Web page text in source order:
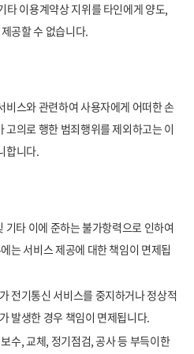
타 이용계약상 지위를 타인에게 양도,
공할 수 없습니다.
비스와 관련하여 사용자에게 어떠한 손
고의로 행한 범죄행위를 제외하고는 이
합니다.
기타 이에 준하는 불가항력으로 인하여
는 서비스 제공에 대한 책임이 면제됩
전기통신 서비스를 중지하거나 정상적
발생한 경우 책임이 면제됩니다.
수, 교체, 정기점검, 공사 등 부득이한